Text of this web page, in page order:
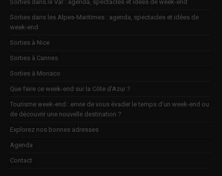
Sorties dans le Var : agenda, spectacles et idées de week-end
Sorties dans les Alpes-Maritimes : agenda, spectacles et idées de
week-end
Sorties à Nice
Sorties à Cannes
Sorties à Monaco
Que faire ce week-end sur la Côte d’Azur ?
Tourisme week-end : envie de vous évader le temps d’un week-end ou
de découvrir une nouvelle destination ?
Explorez nos bonnes adresses
Agenda
Contact